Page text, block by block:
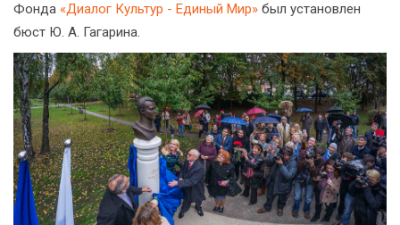
Фонда «Диалог Культур - Единый Мир» был установлен
бюст Ю. А. Гагарина.